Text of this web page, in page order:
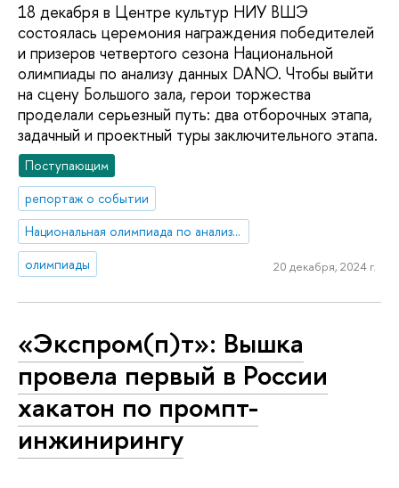
18 декабря в Центре культур НИУ ВШЭ
состоялась церемония награждения победителей
и призеров четвертого сезона Национальной
олимпиады по анализу данных DANO. Чтобы выйти
на сцену Большого зала, герои торжества
проделали серьезный путь: два отборочных этапа,
задачный и проектный туры заключительного этапа.
Поступающим
репортаж о событии
Национальная олимпиада по анализу данных «DANO»
олимпиады
20 декабря, 2024 г.
«Экспром(п)т»: Вышка
провела первый в России
хакатон по промпт-
инжинирингу